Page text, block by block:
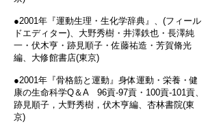
●2001年『運動生理・生化学辞典』、(フィール
ドエディター)、大野秀樹・井澤鉄也・長澤純
一・伏木亨・跡見順子・佐藤祐造・芳賀脩光
編、大修館書店(東京)
●2001年『骨格筋と運動』身体運動・栄養・健
康の生命科学Q＆A 96貢‐97貢・100貢‐101貢、
跡見順子，大野秀樹，伏木亨編、杏林書院(東
京)